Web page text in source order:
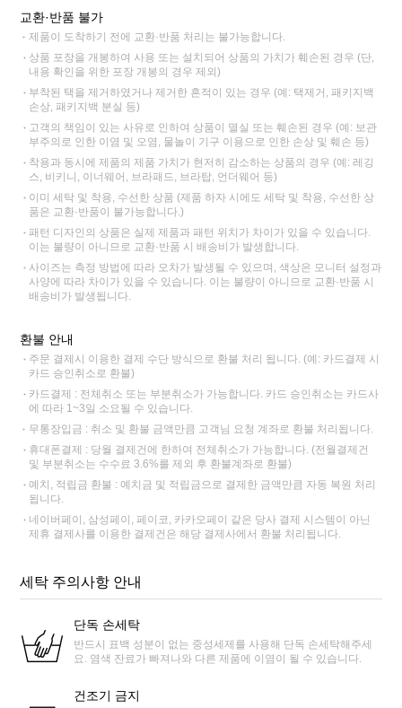
교환·반품 불가
제품이 도착하기 전에 교환·반품 처리는 불가능합니다.
상품 포장을 개봉하여 사용 또는 설치되어 상품의 가치가 훼손된 경우 (단,
내용 확인을 위한 포장 개봉의 경우 제외)
부착된 택을 제거하였거나 제거한 흔적이 있는 경우 (예: 택제거, 패키지백
손상, 패키지백 분실 등)
고객의 책임이 있는 사유로 인하여 상품이 멸실 또는 훼손된 경우 (예: 보관
부주의로 인한 이염 및 오염, 물놀이 기구 이용으로 인한 손상 및 훼손 등)
착용과 동시에 제품의 제품 가치가 현저히 감소하는 상품의 경우 (예: 레깅
스, 비키니, 이너웨어, 브라패드, 브라탑, 언더웨어 등)
이미 세탁 및 착용, 수선한 상품 (제품 하자 시에도 세탁 및 착용, 수선한 상
품은 교환·반품이 불가능합니다.)
패턴 디자인의 상품은 실제 제품과 패턴 위치가 차이가 있을 수 있습니다.
이는 불량이 아니므로 교환·반품 시 배송비가 발생합니다.
사이즈는 측정 방법에 따라 오차가 발생될 수 있으며, 색상은 모니터 설정과
사양에 따라 차이가 있을 수 있습니다. 이는 불량이 아니므로 교환·반품 시
배송비가 발생됩니다.
환불 안내
주문 결제시 이용한 결제 수단 방식으로 환불 처리 됩니다. (예: 카드결제 시
카드 승인취소로 환불)
카드결제 : 전체취소 또는 부분취소가 가능합니다. 카드 승인취소는 카드사
에 따라 1~3일 소요될 수 있습니다.
무통장입금 : 취소 및 환불 금액만큼 고객님 요청 계좌로 환불 처리됩니다.
휴대폰결제 : 당월 결제건에 한하여 전체취소가 가능합니다. (전월결제건
및 부분취소는 수수료 3.6%를 제외 후 환불계좌로 환불)
예치, 적립금 환불 : 예치금 및 적립금으로 결제한 금액만큼 자동 복원 처리
됩니다.
네이버페이, 삼성페이, 페이코, 카카오페이 같은 당사 결제 시스템이 아닌
제휴 결제사를 이용한 결제건은 해당 결제사에서 환불 처리됩니다.
세탁 주의사항 안내
단독 손세탁
반드시 표백 성분이 없는 중성세제를 사용해 단독 손세탁해주세
요. 염색 잔료가 빠져나와 다른 제품에 이염이 될 수 있습니다.
건조기 금지